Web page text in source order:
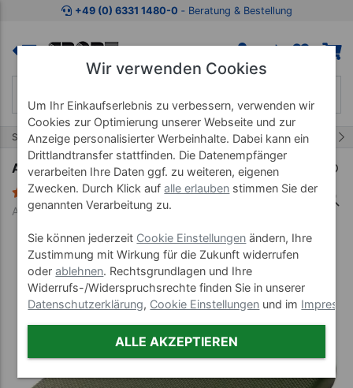
Zum Kaufbereich springen Zur Produktbeschreibung
+49 (0) 6331 1480-0 ‐ Beratung & Bestellung
Start Balanceartikel Balance Pads 7/49
AIREX Balance-pad Cloud
3 Bewertungen
Art-Nr. 03052--02
Wir verwenden Cookies
Um Ihr Einkaufserlebnis zu verbessern, verwenden wir
Cookies zur Optimierung unserer Webseite und zur
Anzeige personalisierter Werbeinhalte. Dabei kann ein
Drittlandtransfer stattfinden. Die Datenempfänger
verarbeiten Ihre Daten ggf. zu weiteren, eigenen
Zwecken. Durch Klick aufalle erlauben stimmen Sie der
genannten Verarbeitung zu.
Sie können jederzeit Cookie Einstellungen ändern, Ihre
Zustimmung mit Wirkung für die Zukunft widerrufen
oderablehnen. Rechtsgrundlagen und Ihre
Widerrufs-/Widerspruchsrechte finden Sie in unserer
Datenschutzerklärung, Cookie Einstellungen und im
ALLE AKZEPTIEREN